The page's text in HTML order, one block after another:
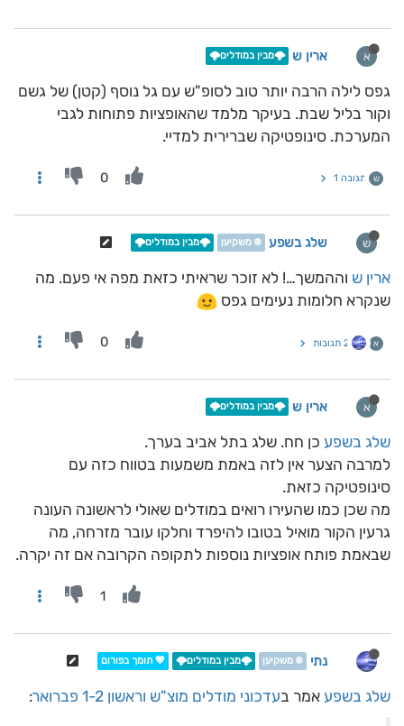
א ארין ש 🌩️מבין במודלים🌩️
גפס לילה הרבה יותר טוב לסופ"ש עם גל נוסף (קטן) של גשם
וקור בליל שבת. בעיקר מלמד שהאופציות פתוחות לגבי
המערכת. סינופטיקה שברירית למדיי.
ש תגובה 1 0
ש שלג בשפע ❄️ משקיען 🌩️מבין במודלים🌩️
ארין ש וההמשך…! לא זוכר שראיתי כזאת מפה אי פעם. מה
שנקרא חלומות נעימים גפס
א 2 תגובות 0
א ארין ש 🌩️מבין במודלים🌩️
שלג בשפע כן חח. שלג בתל אביב בערך.
למרבה הצער אין לזה באמת משמעות בטווח כזה עם
סינופטיקה כזאת.
מה שכן כמו שהעירו רואים במודלים שאולי לראשונה העונה
גרעין הקור מואיל בטובו להיפרד וחלקו עובר מזרחה, מה
שבאמת פותח אופציות נוספות לתקופה הקרובה אם זה יקרה.
1
נתי ❄️ משקיען 🌩️מבין במודלים🌩️ 💖 תומך בפורום
שלג בשפע אמר בעדכוני מודלים מוצ"ש וראשון 1-2 פברואר :